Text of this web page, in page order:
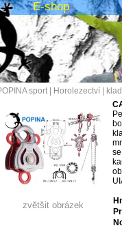
E-shop
sport| Horolezectví
zvětšit obrázek